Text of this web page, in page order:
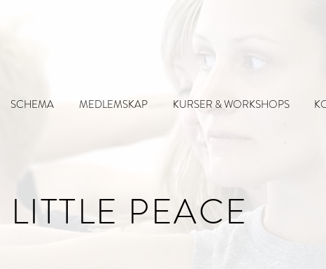
SCHEMA MEDLEMSKAP KURSER & WORKSHOPS
PEACE